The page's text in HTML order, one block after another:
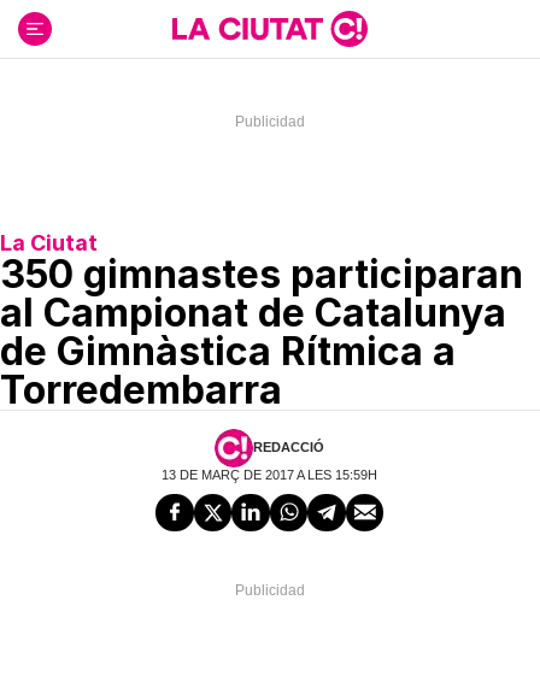
contenido
La Ciutat
350 gimnastes participaran
al Campionat de Catalunya
de Gimnàstica Rítmica a
Torredembarra
REDACCIÓ
13 DE MARÇ DE 2017 A LES 15:59H